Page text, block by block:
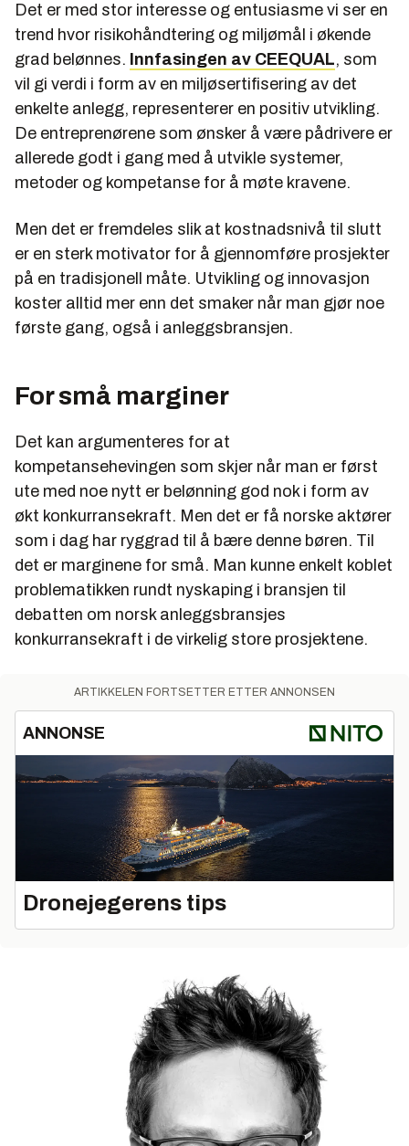
Det er med stor interesse og entusiasme vi ser en
trend hvor risikohåndtering og miljømål i økende
grad belønnes. Innfasingen av CEEQUAL, som
vil gi verdi i form av en miljøsertifisering av det
enkelte anlegg, representerer en positiv utvikling.
De entreprenørene som ønsker å være pådrivere er
allerede godt i gang med å utvikle systemer,
metoder og kompetanse for å møte kravene.
Men det er fremdeles slik at kostnadsnivå til slutt
er en sterk motivator for å gjennomføre prosjekter
på en tradisjonell måte. Utvikling og innovasjon
koster alltid mer enn det smaker når man gjør noe
første gang, også i anleggsbransjen.
For små marginer
Det kan argumenteres for at
kompetansehevingen som skjer når man er først
ute med noe nytt er belønning god nok i form av
økt konkurransekraft. Men det er få norske aktører
som i dag har ryggrad til å bære denne børen. Til
det er marginene for små. Man kunne enkelt koblet
problematikken rundt nyskaping i bransjen til
debatten om norsk anleggsbransjes
konkurransekraft i de virkelig store prosjektene.
ARTIKKELEN FORTSETTER ETTER ANNONSEN
ANNONSE
Dronejegerens tips